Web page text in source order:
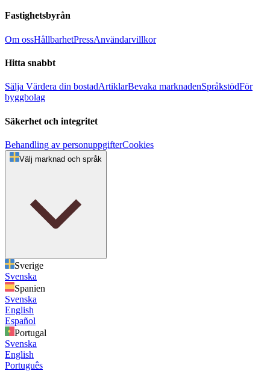
Fastighetsbyrån
Om ossHållbarhetPressAnvändarvillkor
Hitta snabbt
Sälja Värdera din bostadArtiklarBevaka marknadenSpråkstödFör
byggbolag
Säkerhet och integritet
Behandling av personuppgifterCookies
Välj marknad och språk
Sverige
Svenska
Spanien
Svenska
English
Español
Portugal
Svenska
English
Português